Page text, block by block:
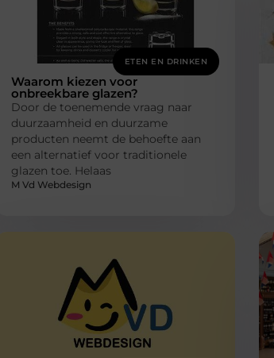
ETEN EN DRINKEN
Waarom kiezen voor
onbreekbare glazen?
Door de toenemende vraag naar
duurzaamheid en duurzame
producten neemt de behoefte aan
een alternatief voor traditionele
glazen toe. Helaas
M Vd Webdesign